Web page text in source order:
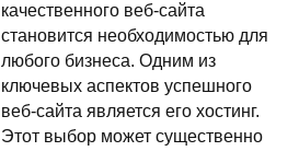
качественного веб-сайта
становится необходимостью для
любого бизнеса. Одним из
ключевых аспектов успешного
веб-сайта является его хостинг.
Этот выбор может существенно